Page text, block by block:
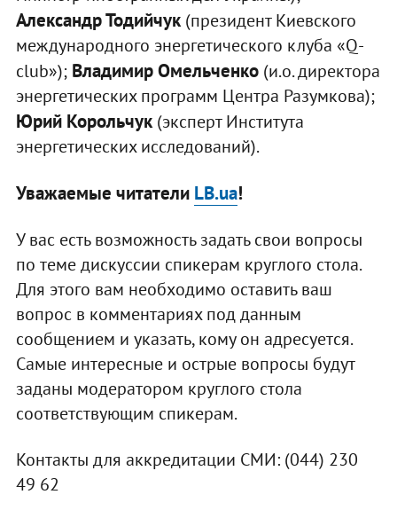
Александр Тодийчук(президент Киевского
международного энергетического клуба «Q-
club»); Владимир Омельченко(и.о. директора
энергетических программ Центра Разумкова);
Юрий Корольчук(эксперт Института
энергетических исследований).
Уважаемые читатели LB.ua!
У вас есть возможность задать свои вопросы
по теме дискуссии спикерам круглого стола.
Для этого вам необходимо оставить ваш
вопрос в комментариях под данным
сообщением и указать, кому он адресуется.
Самые интересные и острые вопросы будут
заданы модератором круглого стола
соответствующим спикерам.
Контакты для аккредитации СМИ: (044) 230
49 62